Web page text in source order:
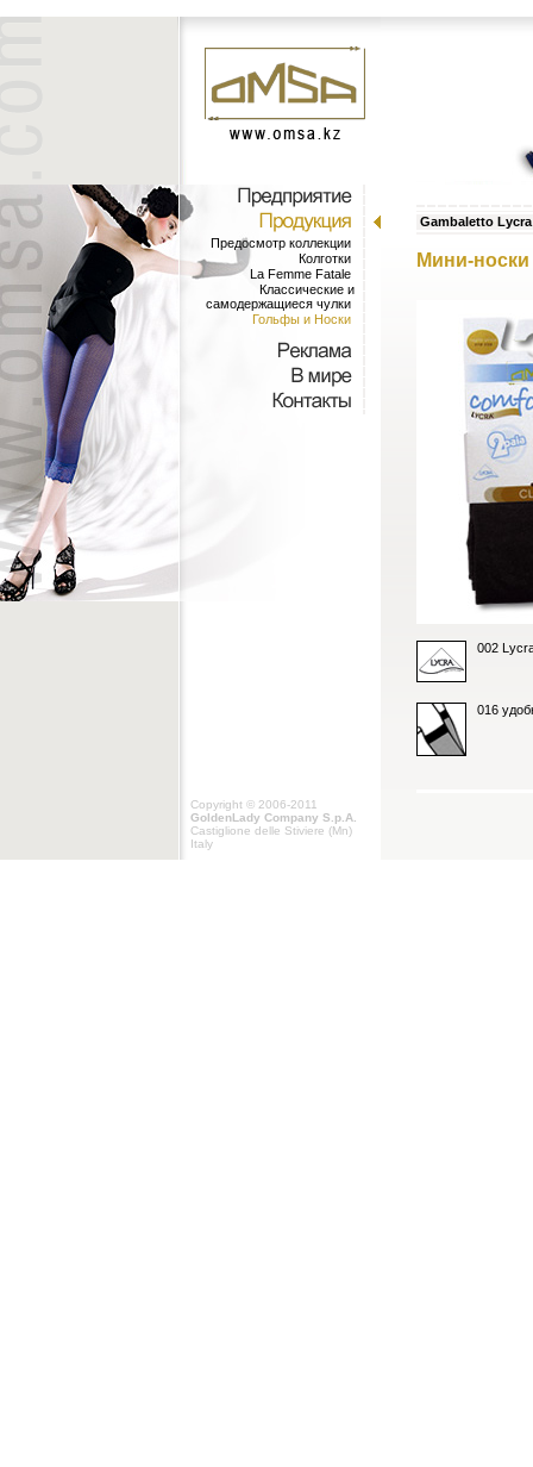
Предосмотр коллекции
Колготки
La Femme Fatale
Классические и
самодержащиеся чулки
Гольфы и Носки
Gambaletto Lycra
Мини-носки
002
016
Copyright © 2006-2011
GoldenLady Company S.p.A.
Castiglione delle Stiviere (Mn)
Italy